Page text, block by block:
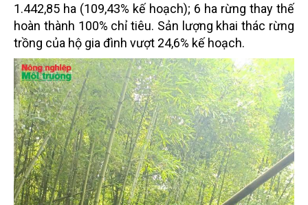
1.442,85 ha (109,43% kế hoạch); 6 ha rừng thay thế
hoàn thành 100% chỉ tiêu. Sản lượng khai thác rừng
trồng của hộ gia đình vượt 24,6% kế hoạch.